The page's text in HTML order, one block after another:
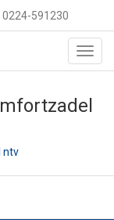
0224-591230
ntv